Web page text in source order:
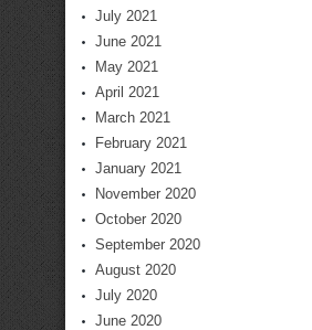
July 2021
June 2021
May 2021
April 2021
March 2021
February 2021
January 2021
November 2020
October 2020
September 2020
August 2020
July 2020
June 2020